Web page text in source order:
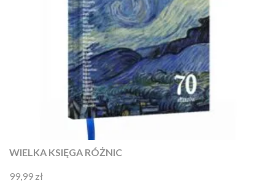
WIELKA KSIĘGA RÓŻNIC
Oceniono
99,99 zł